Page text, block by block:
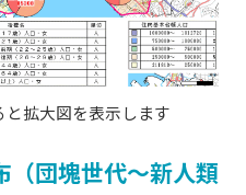
拡大図を表示します
（団塊世代～新人類